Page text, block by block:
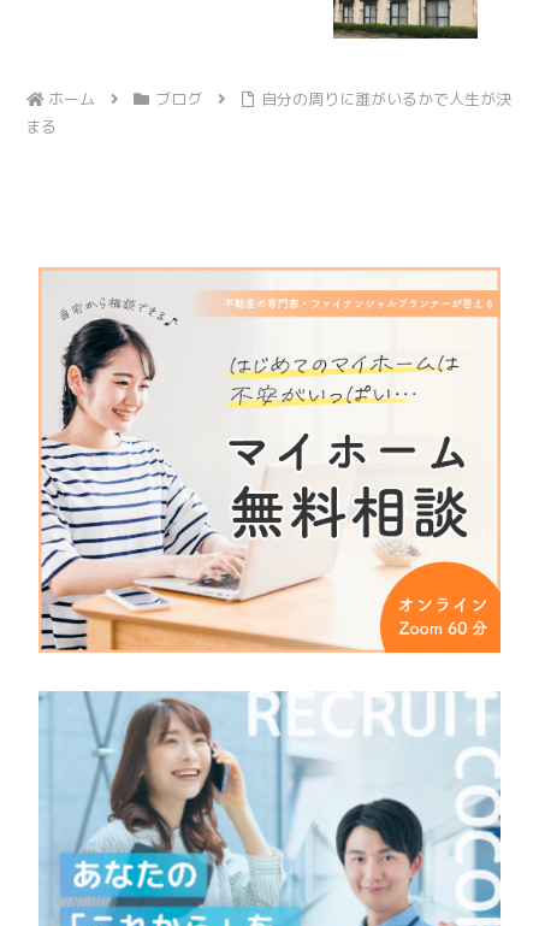
ホーム ブログ
自分の周りに誰がいるかで人生が決
まる